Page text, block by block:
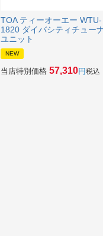
TOA ティーオーエー WTU-
1820 ダイバシティチュー
ユニット
NEW
当店特別価格 57,310 税込